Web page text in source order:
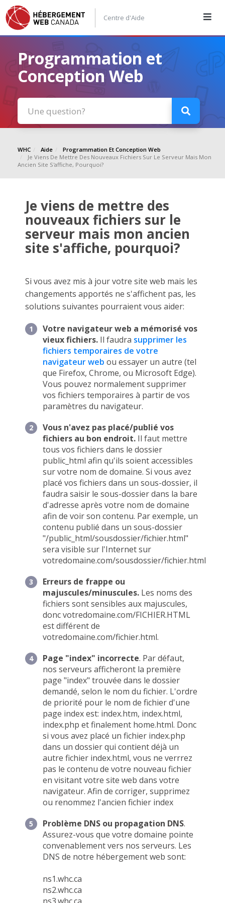
Centre d'Aide
Programmation et
Conception Web
WHC Aide
Programmation Et Conception Web
Je Viens De Mettre Des Nouveaux Fichiers Sur Le Serveur Mais Mon
Ancien Site S'affiche, Pourquoi?
Je viens de mettre des
nouveaux fichiers sur le
serveur mais mon ancien
site s'affiche, pourquoi?
Si vous avez mis à jour votre site web mais les
changements apportés ne s'affichent pas, les
solutions suivantes pourraient vous aider:
Votre navigateur web a mémorisé vos
vieux fichiers. Il faudra supprimer les
fichiers temporaires de votre
navigateur web ou essayer un autre (tel
que Firefox, Chrome, ou Microsoft Edge).
Vous pouvez normalement supprimer
vos fichiers temporaires à partir de vos
paramètres du navigateur.
Vous n'avez pas placé/publié vos
fichiers au bon endroit. Il faut mettre
tous vos fichiers dans le dossier
public_html afin qu'ils soient accessibles
sur votre nom de domaine. Si vous avez
placé vos fichiers dans un sous-dossier, il
faudra saisir le sous-dossier dans la bare
d'adresse après votre nom de domaine
afin de voir son contenu. Par exemple, un
contenu publié dans un sous-dossier
"/public_html/sousdossier/fichier.html"
sera visible sur l'Internet sur
votredomaine.com/sousdossier/fichier.html
Erreurs de frappe ou
majuscules/minuscules. Les noms des
fichiers sont sensibles aux majuscules,
donc votredomaine.com/FICHIER.HTML
est différent de
votredomaine.com/fichier.html.
Page "index" incorrecte. Par défaut,
nos serveurs afficheront la première
page "index" trouvée dans le dossier
demandé, selon le nom du fichier. L'ordre
de priorité pour le nom de fichier d'une
page index est: index.htm, index.html,
index.php et finalement home.html. Donc
si vous avez placé un fichier index.php
dans un dossier qui contient déjà un
autre fichier index.html, vous ne verrrez
pas le contenu de votre nouveau fichier
en visitant votre site web dans votre
navigateur. Afin de corriger, supprimez
ou renommez l'ancien fichier index
Problème DNS ou propagation DNS.
Assurez-vous que votre domaine pointe
convenablement vers nos serveurs. Les
DNS de notre hébergement web sont:
ns1.whc.ca
ns2.whc.ca